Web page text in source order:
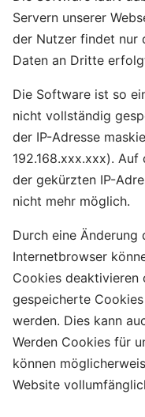
Servern unserer
der Nutzer findet nur
Daten an Dritte
Die Software ist so
nicht vollständig
der IP-Adresse
192.168.xxx.xxx). Auf
der gekürzten IP-
nicht mehr möglich.
Durch eine Änderung
Internetbrowser
Cookies deaktivieren
gespeicherte
werden. Dies kann
Werden Cookies für
können
Website